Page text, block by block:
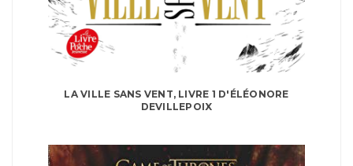
LA VILLE SANS VENT, LIVRE 1 D'ÉLÉONORE
DEVILLEPOIX